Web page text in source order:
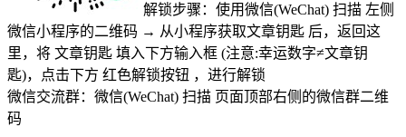
解锁步骤：使用微信(WeChat) 扫描 左侧
微信小程序的二维码 → 从小程序获取文章钥匙 后，返回这
里，将 文章钥匙 填入下方输入框 (注意:幸运数字≠文章钥
匙)，点击下方 红色解锁按钮 ，进行解锁
微信交流群：微信(WeChat) 扫描 页面顶部右侧的微信群二维
码